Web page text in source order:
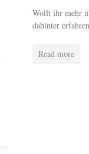
Wollt ihr mehr
dahinter
Read more